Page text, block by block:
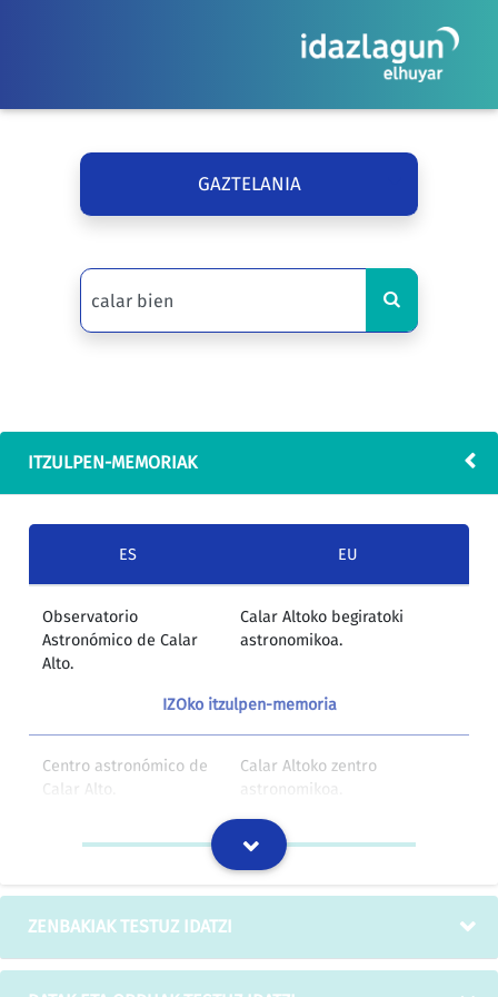
GAZTELANIA
ITZULPEN-MEMORIAK
ES EU
Observatorio
Astronómico de Calar
Alto.
Calar Altoko begiratoki
astronomikoa.
IZOko itzulpen-memoria
Centro astronómico de
Calar Alto.
Calar Altoko zentro
astronomikoa.
BOEn argitaratutakoen itzulpen-memoria
4.- Enumere 5
situaciones en las
cuales queda
prohibido calar artes
4.- zenbait egoeratan
AUTONOMIA ERKIDEGOKO
ZENBAKIAK TESTUZ IDATZI